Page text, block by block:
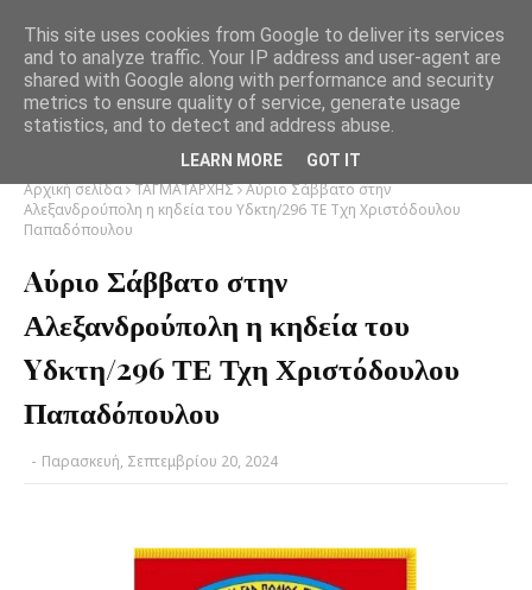
Αρχική σελίδα ΤΑΓΜΑΤΑΡΧΗΣ Aύριο Σάββατο στην
Αλεξανδρούπολη η κηδεία του Yδκτη/296 ΤΕ Τχη Χριστόδουλου
Παπαδόπουλου
Aύριο Σάββατο στην
Αλεξανδρούπολη η κηδεία του
Yδκτη/296 ΤΕ Τχη Χριστόδουλου
Παπαδόπουλου
- Παρασκευή, Σεπτεμβρίου 20, 2024
This site uses cookies from Google to deliver its services
and to analyze traffic. Your IP address and user-agent are
shared with Google along with performance and security
metrics to ensure quality of service, generate usage
statistics, and to detect and address abuse.
LEARN MORE GOT IT